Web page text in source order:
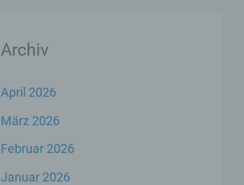
Archiv
April 2026
März 2026
Februar 2026
Januar 2026